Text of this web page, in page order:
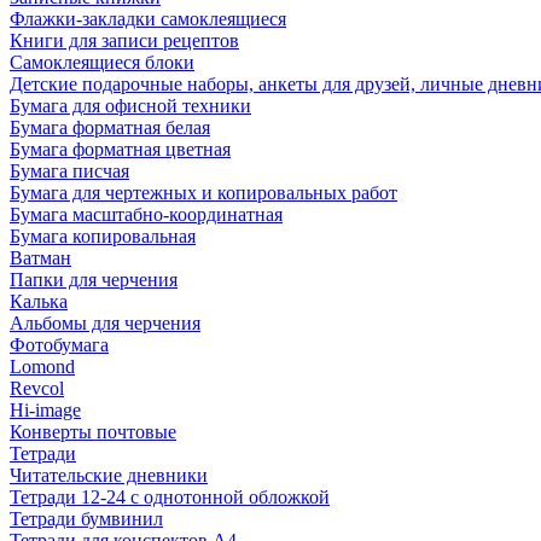
Флажки-закладки самоклеящиеся
Книги для записи рецептов
Самоклеящиеся блоки
Детские подарочные наборы, анкеты для друзей, личные
Бумага для офисной техники
Бумага форматная белая
Бумага форматная цветная
Бумага писчая
Бумага для чертежных и копировальных работ
Бумага масштабно-координатная
Бумага копировальная
Ватман
Папки для черчения
Калька
Альбомы для черчения
Фотобумага
Lomond
Revcol
Hi-image
Конверты почтовые
Тетради
Читательские дневники
Тетради 12-24 с однотонной обложкой
Тетради бумвинил